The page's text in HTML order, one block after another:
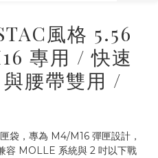
風格 5.56
專用 / 快速
腰帶雙用 /
袋，專為 M4/M16 彈匣設計，
容 MOLLE 系統與 2 吋以下戰